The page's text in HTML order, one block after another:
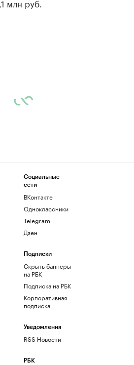
млн руб.
Социальные
сети
ВКонтакте
Одноклассники
Telegram
Дзен
Подписки
Скрыть баннеры
на РБК
Подписка на РБК
Корпоративная
подписка
Уведомления
RSS Новости
РБК